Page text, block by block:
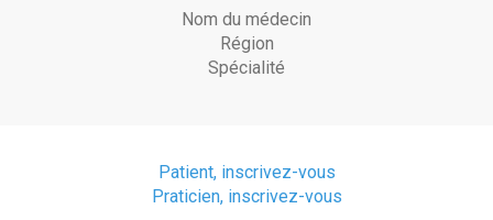
Nom du médecin
Région
Spécialité
Patient, inscrivez-vous
Praticien, inscrivez-vous